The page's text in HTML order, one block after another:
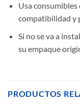
Usa
compatibilidad y
Si no se va a
su empaque
PRODUCTOS